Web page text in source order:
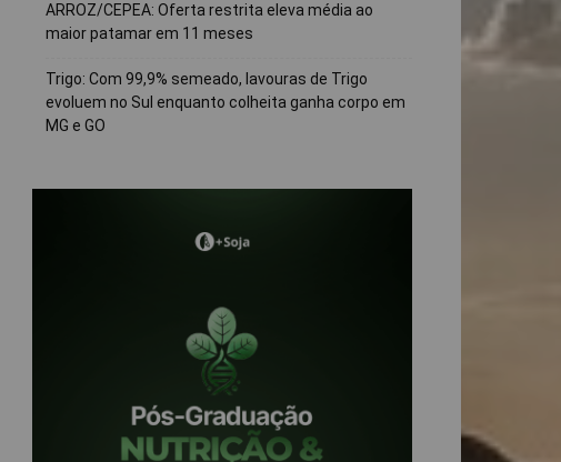
ARROZ/CEPEA: Oferta restrita eleva média ao
maior patamar em 11 meses
Trigo: Com 99,9% semeado, lavouras de Trigo
evoluem no Sul enquanto colheita ganha corpo em
MG e GO